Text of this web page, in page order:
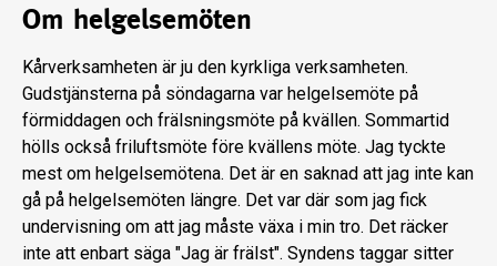
Om helgelsemöten
Kårverksamheten är ju den kyrkliga verksamheten.
Gudstjänsterna på söndagarna var helgelsemöte på
förmiddagen och frälsningsmöte på kvällen. Sommartid
hölls också friluftsmöte före kvällens möte. Jag tyckte
mest om helgelsemötena. Det är en saknad att jag inte kan
gå på helgelsemöten längre. Det var där som jag fick
undervisning om att jag måste växa i min tro. Det räcker
inte att enbart säga "Jag är frälst". Syndens taggar sitter